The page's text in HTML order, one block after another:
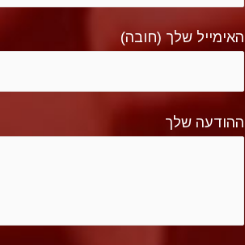
האימייל שלך (חובה)
ההודעה שלך